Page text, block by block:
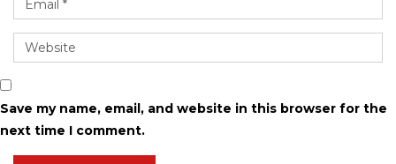
Save my name, email, and website in this browser for the
next time I comment.